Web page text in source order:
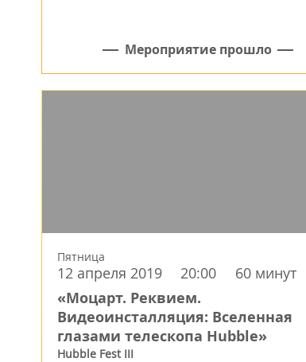
Мероприятие прошло
Пятница
12 апреля 2019 20:00 60 минут
«Моцарт. Реквием.
Видеоинсталляция: Вселенная
глазами телескопа Hubble»
Hubble Fest III